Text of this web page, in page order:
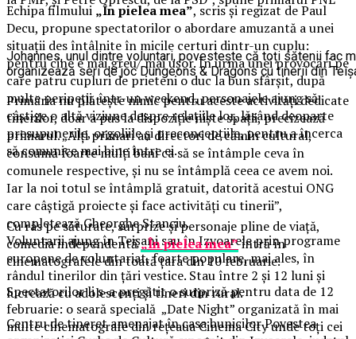
Johannes, unul dintre voluntari, povestește că toți sătenii fac
organizează seri de joc Dungeons & Dragons cu tinerii din
Primăria nu plătește nimic pentru aceste activități dedicate
tinerilor, doar a pus la dispoziție niște spații, precizează
primarul. „Alți primari au directori de cămin cultural,
consumă foarte mulți bani ca să se întâmple ceva în
comunele respective, și nu se întâmplă ceea ce avem noi.
Iar la noi totul se întâmplă gratuit, datorită acestui ONG
care câștigă proiecte și face activități cu tinerii”,
completează Gheorghe Stanciu.
Voluntarii ajung în Teișani sau în Izvoarele prin programe
europene de voluntariat, foarte populare, mai ales, în
rândul tinerilor din țări vestice. Stau între 2 și 12 luni și
lucrează cu adolescenți și tineri din rural.
Centru de tineret amenajat în casa bunicilor Povestea
Echipa filmului„În pielea mea”, scris și regizat de Paul
Decu, propune spectatorilor o abordare amuzantă a unei
situații des întâlnite în micile certuri dintr-un cuplu:
pentru cine e mai greu/ mai ușor. În urma unei provocări pe
care patru cupluri de prieteni o duc la bun sfârșit, după
multe peripeții, într-un weekend, personajele ajung să
câștige o altă viziune despre relațiile lor, lăsând deoparte
presupunerile, orgoliile și preconcepțiile, pentru a încerca
să comunice mai bine între ei.
Cu râs pe săturate, surprize și personaje pline de viață,
comedia independentă„În pielea mea”intră în
cinematografele din toată țara din 10 februarie.
Spectatorilor li s-a pregătit o surpriză pentru data de 12
februarie: o seară specială „Date Night” organizată în mai
multe cinematografe din rețeaua Cinema City unde toți cei